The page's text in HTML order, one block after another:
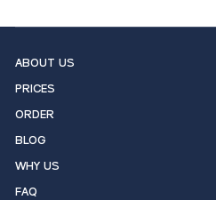
ABOUT US
PRICES
ORDER
BLOG
WHY US
FAQ